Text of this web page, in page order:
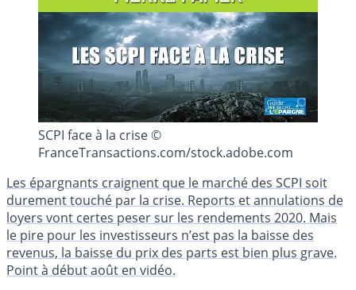
SCPI face à la crise ©
FranceTransactions.com/stock.adobe.com
Les épargnants craignent que le marché des SCPI soit
durement touché par la crise. Reports et annulations de
loyers vont certes peser sur les rendements 2020. Mais
le pire pour les investisseurs n’est pas la baisse des
revenus, la baisse du prix des parts est bien plus grave.
Point à début août en vidéo.